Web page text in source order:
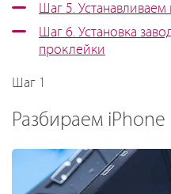
Шаг 5.
Шаг 6. Установка
проклейки
Шаг 1
Разбираем iPhone